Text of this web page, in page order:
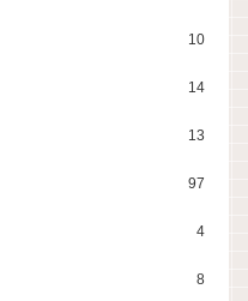
10
14
13
97
4
8